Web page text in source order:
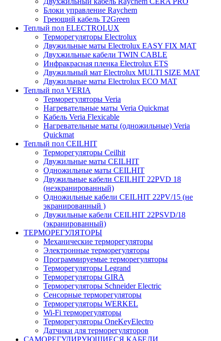
Блоки управление Raychem
Греющий кабель T2Green
Теплый пол ELECTROLUX
Терморегуляторы Electrolux
Двужильные маты Electrolux EASY FIX MAT
Двухжильные кабели TWIN CABLE
Инфракрасная пленка Electrolux ETS
Двужильный мат Electrolux MULTI SIZE MAT
Двужильные маты Electrolux ECO MAT
Теплый пол VERIA
Терморегуляторы Veria
Нагревательные маты Veria Quickmat
Кабель Veria Flexicable
Нагревательные маты (одножильные) Veria
Quickmat
Теплый пол CEILHIT
Терморегуляторы Ceilhit
Двужильные маты CEILHIT
Одножильные маты CEILHIT
Двужильные кабели CEILHIT 22PVD 18
(неэкранированный)
Одножильные кабели CEILHIT 22PV/15 (не
экранированный )
Двужильные кабели CEILHIT 22PSVD/18
(экранированный)
ТЕРМОРЕГУЛЯТОРЫ
Механические терморегуляторы
Электронные терморегуляторы
Программируемые терморегуляторы
Терморегуляторы Legrand
Терморегуляторы GIRA
Терморегуляторы Schneider Electric
Сенсорные терморегуляторы
Терморегуляторы WERKEL
Wi-Fi терморегуляторы
Терморегуляторы OneKeyElectro
Датчики для терморегуляторов
САМОРЕГУЛИРУЮЩИЕСЯ КАБЕЛИ